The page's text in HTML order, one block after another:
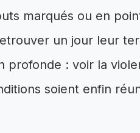
marqués ou en
un jour leur
profonde : voir la
soient enfin